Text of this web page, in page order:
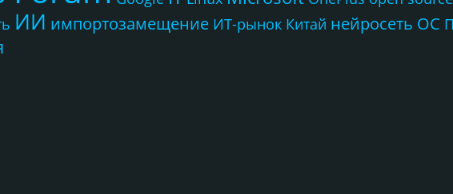
ИИ импортозамещение ИТ-рынок Китай нейросеть ОС